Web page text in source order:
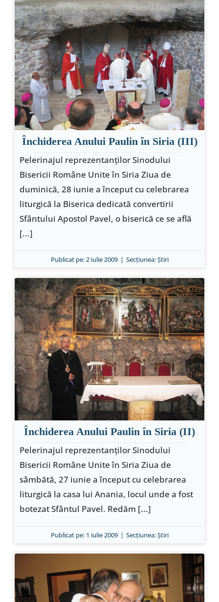
Închiderea Anului Paulin în Siria (III)
Pelerinajul reprezentanţilor Sinodului
Bisericii Române Unite în Siria Ziua de
duminică, 28 iunie a început cu celebrarea
liturgică la Biserica dedicată convertirii
Sfântului Apostol Pavel, o biserică ce se află
[...]
Publicat pe: 2 iulie 2009 | Secțiunea:Ştiri
Închiderea Anului Paulin în Siria (II)
Pelerinajul reprezentanţilor Sinodului
Bisericii Române Unite în Siria Ziua de
sâmbătă, 27 iunie a început cu celebrarea
liturgică la casa lui Anania, locul unde a fost
botezat Sfântul Pavel. Redăm [...]
Publicat pe: 1 iulie 2009 | Secțiunea:Ştiri